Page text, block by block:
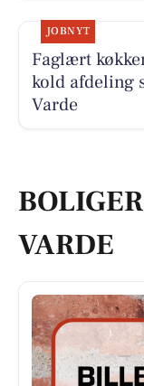
JOBNYT
Faglært
kold afdeling
Varde
VARDE